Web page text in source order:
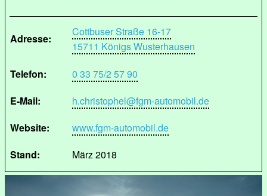
Adresse:
Cottbuser Straße 16-17
15711 Königs Wusterhausen
Telefon:
0 33 75/2 57 90
E-Mail:
h.christophel@fgm-automobil.de
Website:
www.fgm-automobil.de
Stand:
März 2018